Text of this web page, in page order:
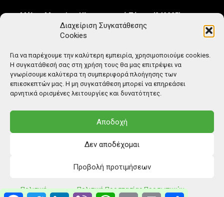
Διαχείριση Συγκατάθεσης
Cookies
Για να παρέχουμε την καλύτερη εμπειρία, χρησιμοποιούμε cookies.
Η συγκατάθεσή σας στη χρήση τους θα μας επιτρέψει να
γνωρίσουμε καλύτερα τη συμπεριφορά πλοήγησης των
επιεσκεπτών μας. Η μη συγκατάθεση μπορεί να επηρεάσει
αρνητικά ορισμένες λειτουργίες και δυνατότητες.
Αποδοχή
Δεν αποδέχομαι
Προβολή προτιμήσεων
Πολιτική Πολιτική Προστασίας Προσωπικών
Μέλος Μητρώου Ηλεκτρονικού Τύπου (242225)
© Copyright: Ethos Media S.A.